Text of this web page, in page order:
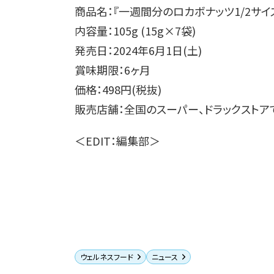
商品名：『一週間分のロカボナッツ1/2サイ
内容量：105g (15g×7袋)
発売日：2024年6月1日(土)
賞味期限：6ヶ月
価格：498円(税抜)
販売店舗：全国のスーパー、ドラックスト
＜EDIT：編集部＞
ウェルネスフード ニュース